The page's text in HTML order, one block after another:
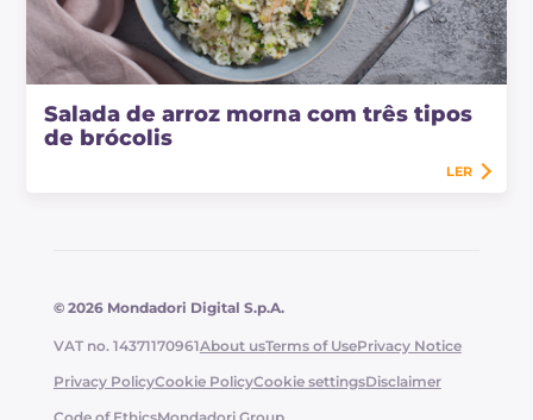
Salada de arroz morna com três tipos
de brócolis
LER
© 2026 Mondadori Digital S.p.A.
VAT no. 14371170961About usTerms of UsePrivacy Notice
Privacy PolicyCookie PolicyCookie settingsDisclaimer